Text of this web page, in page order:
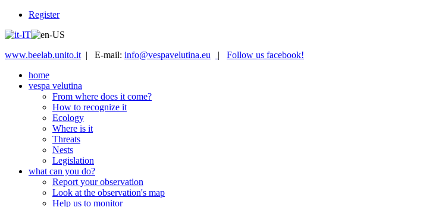
Register
www.beelab.unito.it | E-mail: info@vespavelutina.eu | Follow us facebook!
home
vespa velutina
From where does it come?
How to recognize it
Ecology
Where is it
Threats
Nests
Legislation
what can you do?
Report your observation
Look at the observation's map
Help us to monitor